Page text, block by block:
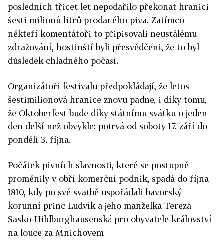
posledních třicet let nepodařilo překonat hranici
šesti milionů litrů prodaného piva. Zatímco
někteří komentátoři to připisovali neustálému
zdražování, hostinští byli přesvědčeni, že to byl
důsledek chladného počasí.
Organizátoři festivalu předpokládají, že letos
šestimilionová hranice znovu padne, i díky tomu,
že Oktoberfest bude díky státnímu svátku o jeden
den delší než obvykle: potrvá od soboty 17. září do
pondělí 3. října.
Počátek pivních slavností, které se postupně
proměnily v obří komerční podnik, spadá do října
1810, kdy po své svatbě uspořádali bavorský
korunní princ Ludvík a jeho manželka Tereza
Sasko-Hildburghausenská pro obyvatele království
na louce za Mnichovem